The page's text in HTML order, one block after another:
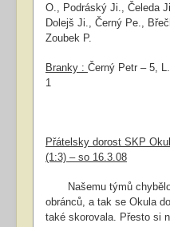
O., Podráský Ji., Čeleda
Dolejš Ji., Černý Pe.,
Zoubek P.
Branky : Černý Petr – 5,
1
Přátelsky dorost SKP
(1:3) – so 16.3.08
Našemu týmů chybělo
obránců, a tak se Okula
také skorovala. Přesto si